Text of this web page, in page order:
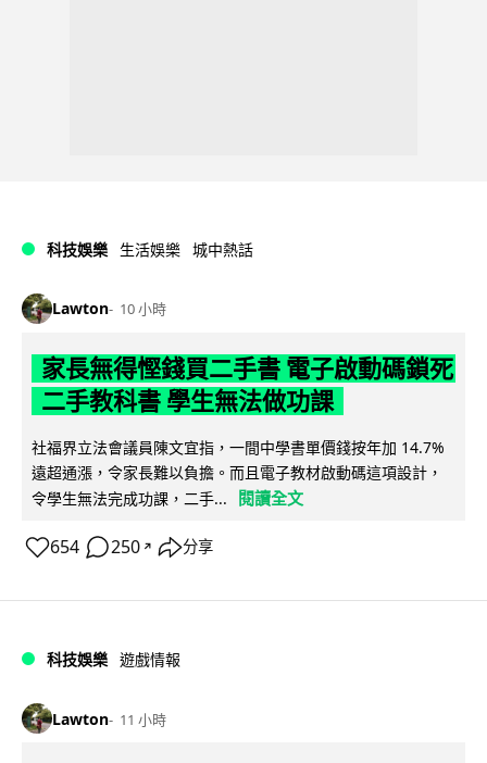
科技娛樂 生活娛樂 城中熱話
Lawton 10 小時
家長無得慳錢買二手書 電子啟動碼鎖死
二手教科書 學生無法做功課
社福界立法會議員陳文宜指，一間中學書單價錢按年加 14.7%
遠超通漲，令家長難以負擔。而且電子教材啟動碼這項設計，
令學生無法完成功課，二手...
閱讀全文
654 250 ↗ 分享
科技娛樂 遊戲情報
Lawton 11 小時